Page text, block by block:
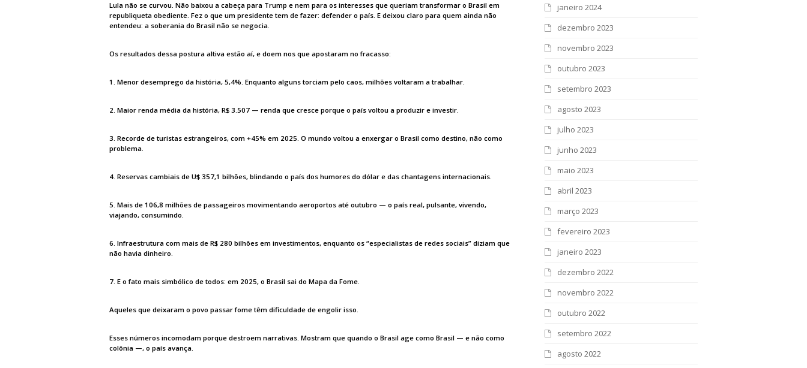
Lula não se curvou. Não baixou a cabeça para Trump e nem para os interesses que queriam transformar o Brasil em
republiqueta obediente. Fez o que um presidente tem de fazer: defender o país. E deixou claro para quem ainda não
entendeu: a soberania do Brasil não se negocia.
Os resultados dessa postura altiva estão aí, e doem nos que apostaram no fracasso:
1. Menor desemprego da história, 5,4%. Enquanto alguns torciam pelo caos, milhões voltaram a trabalhar.
2. Maior renda média da história, R$ 3.507 — renda que cresce porque o país voltou a produzir e investir.
3. Recorde de turistas estrangeiros, com +45% em 2025. O mundo voltou a enxergar o Brasil como destino, não como
problema.
4. Reservas cambiais de U$ 357,1 bilhões, blindando o país dos humores do dólar e das chantagens internacionais.
5. Mais de 106,8 milhões de passageiros movimentando aeroportos até outubro — o país real, pulsante, vivendo,
viajando, consumindo.
6. Infraestrutura com mais de R$ 280 bilhões em investimentos, enquanto os “especialistas de redes sociais” diziam que
não havia dinheiro.
7. E o fato mais simbólico de todos: em 2025, o Brasil sai do Mapa da Fome.
Aqueles que deixaram o povo passar fome têm dificuldade de engolir isso.
Esses números incomodam porque destroem narrativas. Mostram que quando o Brasil age como Brasil — e não como
colônia —, o país avança.
janeiro 2024
dezembro 2023
novembro 2023
outubro 2023
setembro 2023
agosto 2023
julho 2023
junho 2023
maio 2023
abril 2023
março 2023
fevereiro 2023
janeiro 2023
dezembro 2022
novembro 2022
outubro 2022
setembro 2022
agosto 2022